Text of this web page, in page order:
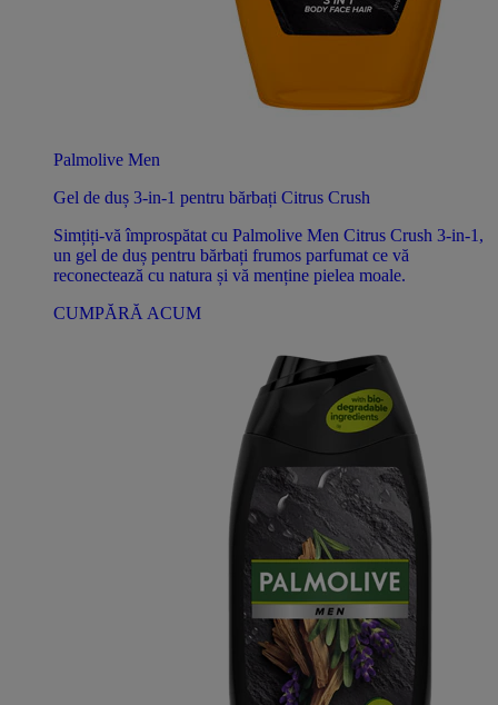
Palmolive Men
Gel de duș 3-in-1 pentru bărbați Citrus Crush
Simțiți-vă împrospătat cu Palmolive Men Citrus Crush 3-in-1,
un gel de duș pentru bărbați frumos parfumat ce vă
reconectează cu natura și vă menține pielea moale.
CUMPĂRĂ ACUM